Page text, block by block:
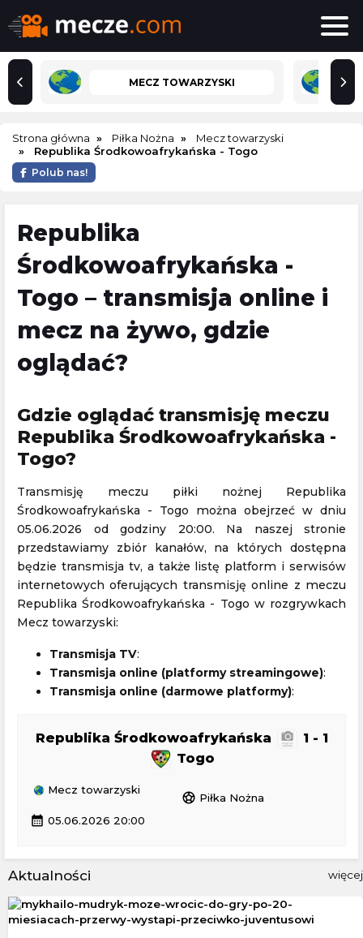
MECZ TOWARZYSKI
Strona główna Piłka Nożna
Mecz towarzyski
Republika Środkowoafrykańska - Togo
Polub nas!
Republika
Środkowoafrykańska -
Togo – transmisja online i
mecz na żywo, gdzie
oglądać?
Gdzie oglądać transmisję meczu
Republika Środkowoafrykańska -
Togo?
Transmisję meczu piłki nożnej Republika
Środkowoafrykańska - Togo można obejrzeć w dniu
05.06.2026 od godziny 20:00. Na naszej stronie
przedstawiamy zbiór kanałów, na których dostępna
będzie transmisja tv, a także listę platform i serwisów
internetowych oferujących transmisję online z meczu
Republika Środkowoafrykańska - Togo w rozgrywkach
Mecz towarzyski:
Transmisja TV:
Transmisja online (platformy streamingowe):
Transmisja online (darmowe platformy):
Republika Środkowoafrykańska
1 - 1
Togo
Mecz towarzyski
sports_soccer Piłka Nożna
calendar_month 05.06.2026 20:00
Aktualności więcej